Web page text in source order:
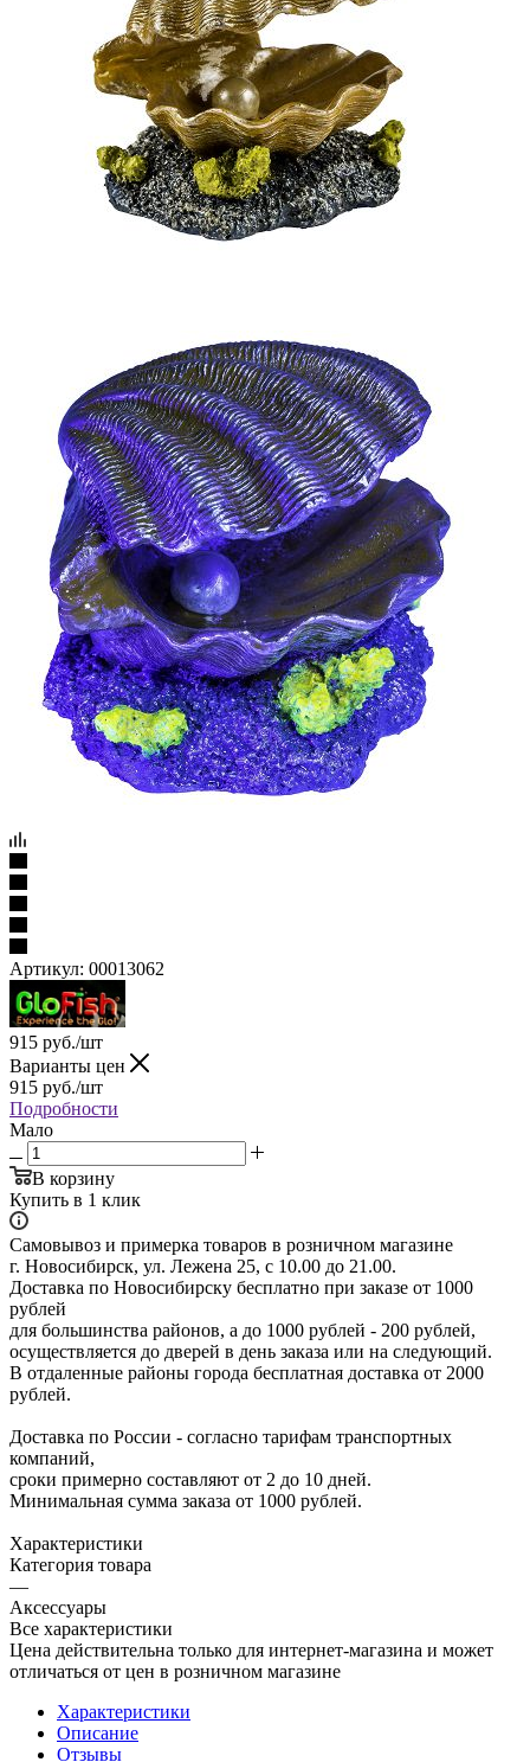
Артикул: 00013062
915 руб./шт
Варианты цен
915 руб./шт
Подробности
Мало
В корзину
Купить в 1 клик
Самовывоз и примерка товаров в розничном магазине
г. Новосибирск, ул. Лежена 25, с 10.00 до 21.00.
Доставка по Новосибирску бесплатно при заказе от 1000
рублей
для большинства районов, а до 1000 рублей - 200 рублей,
осуществляется до дверей в день заказа или на следующий.
В отдаленные районы города бесплатная доставка от 2000
рублей.
Доставка по России - согласно тарифам транспортных
компаний,
сроки примерно составляют от 2 до 10 дней.
Минимальная сумма заказа от 1000 рублей.
Характеристики
Категория товара
—
Аксессуары
Все характеристики
Цена действительна только для интернет-магазина и может
отличаться от цен в розничном магазине
Характеристики
Описание
Отзывы